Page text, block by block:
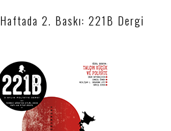
2. Baskı: 221B Dergi